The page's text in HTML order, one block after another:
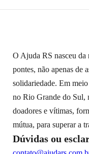
O Ajuda RS nasceu da
pontes, não apenas de
solidariedade. Em meio
no Rio Grande do Sul,
doadores e vítimas,
mútua, para superar a
Dúvidas ou